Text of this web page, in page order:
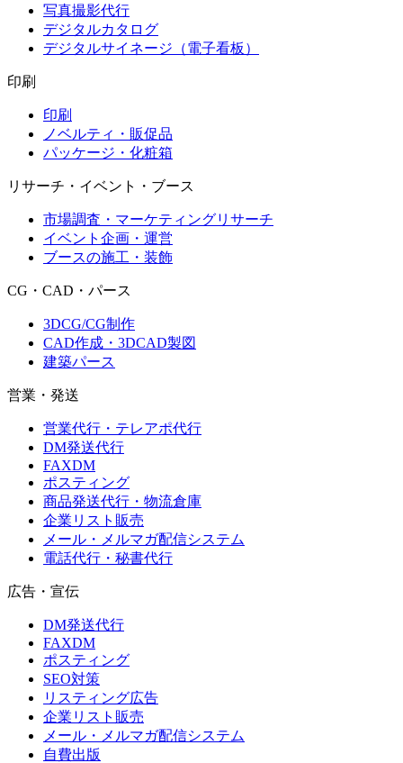
写真撮影代行
デジタルカタログ
デジタルサイネージ（電子看板）
印刷
印刷
ノベルティ・販促品
パッケージ・化粧箱
リサーチ・イベント・ブース
市場調査・マーケティングリサーチ
イベント企画・運営
ブースの施工・装飾
CG・CAD・パース
3DCG/CG制作
CAD作成・3DCAD製図
建築パース
営業・発送
営業代行・テレアポ代行
DM発送代行
FAXDM
ポスティング
商品発送代行・物流倉庫
企業リスト販売
メール・メルマガ配信システム
電話代行・秘書代行
広告・宣伝
DM発送代行
FAXDM
ポスティング
SEO対策
リスティング広告
企業リスト販売
メール・メルマガ配信システム
自費出版